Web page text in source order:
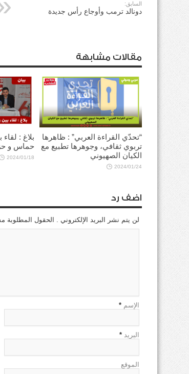
السابق:
دونالد ترمب وأوجاع رأس جديدة
مقالات مشابهة
“تحدّي القراءة العربي” : ظاهرها
تربوي ثقافي، وجوهرها تطبيع مع
الكيان الصهيوني
2024/01/24
بلاغ :
حماس و
2024/01/18
اضف رد
لن يتم نشر البريد الإلكتروني . الحقول المطلوبة
الإسم *
البريد *
الموقع